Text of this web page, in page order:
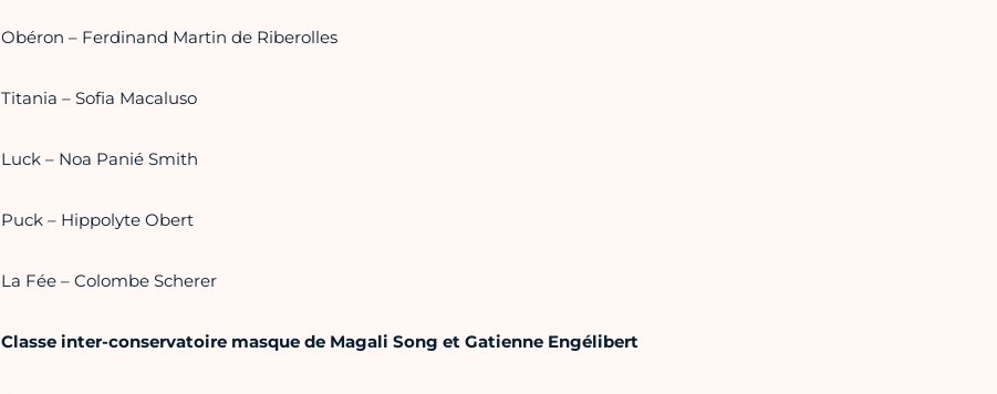
Obéron – Ferdinand Martin de Riberolles
Titania – Sofia Macaluso
Luck – Noa Panié Smith
Puck – Hippolyte Obert
La Fée – Colombe Scherer
Classe inter-conservatoire masque de Magali Song et Gatienne Engélibert